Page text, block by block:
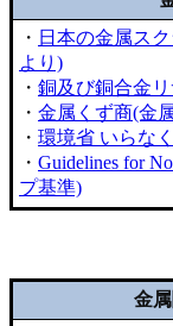
・ 日本の金属ス
より)
・ 銅及び銅合金リ
・ 金属くず商(金
・ 環境省 いらな
・ Guidelines for
プ基準)
金